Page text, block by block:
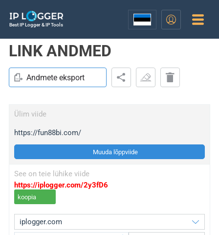
Best IP Logger & IP Tools
LINK ANDMED
Andmete eksport
Ülim viide
https://fun88bi.com/
Muuda lõppviide
See on teie lühike viide
https://iplogger.com/2y3fD6
koopia